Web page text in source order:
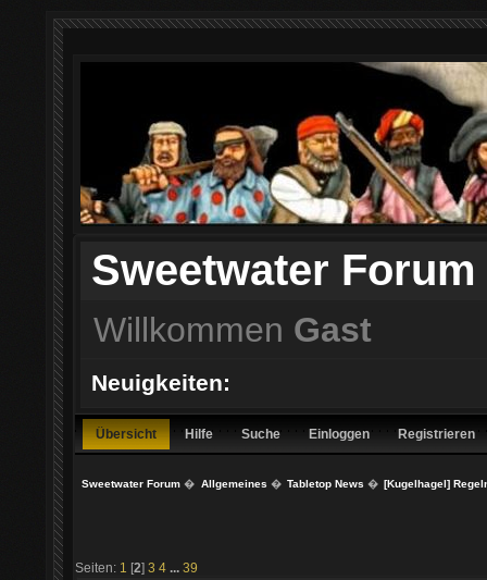
Sweetwater Forum
Willkommen Gast
Neuigkeiten:
Übersicht Hilfe Suche Einloggen Registrieren
Sweetwater Forum � Allgemeines � Tabletop News � [Kugelhagel]
Seiten: 1 [2] 3 4 ... 39